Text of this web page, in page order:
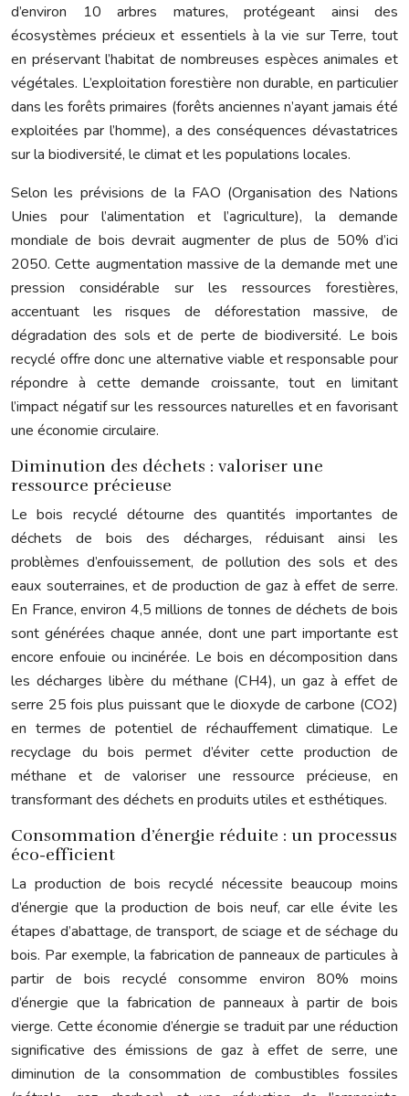
d’environ 10 arbres matures, protégeant ainsi des
écosystèmes précieux et essentiels à la vie sur Terre, tout
en préservant l’habitat de nombreuses espèces animales et
végétales. L’exploitation forestière non durable, en particulier
dans les forêts primaires (forêts anciennes n’ayant jamais été
exploitées par l’homme), a des conséquences dévastatrices
sur la biodiversité, le climat et les populations locales.
Selon les prévisions de la FAO (Organisation des Nations
Unies pour l’alimentation et l’agriculture), la demande
mondiale de bois devrait augmenter de plus de 50% d’ici
2050. Cette augmentation massive de la demande met une
pression considérable sur les ressources forestières,
accentuant les risques de déforestation massive, de
dégradation des sols et de perte de biodiversité. Le bois
recyclé offre donc une alternative viable et responsable pour
répondre à cette demande croissante, tout en limitant
l’impact négatif sur les ressources naturelles et en favorisant
une économie circulaire.
Diminution des déchets : valoriser une
ressource précieuse
Le bois recyclé détourne des quantités importantes de
déchets de bois des décharges, réduisant ainsi les
problèmes d’enfouissement, de pollution des sols et des
eaux souterraines, et de production de gaz à effet de serre.
En France, environ 4,5 millions de tonnes de déchets de bois
sont générées chaque année, dont une part importante est
encore enfouie ou incinérée. Le bois en décomposition dans
les décharges libère du méthane (CH4), un gaz à effet de
serre 25 fois plus puissant que le dioxyde de carbone (CO2)
en termes de potentiel de réchauffement climatique. Le
recyclage du bois permet d’éviter cette production de
méthane et de valoriser une ressource précieuse, en
transformant des déchets en produits utiles et esthétiques.
Consommation d’énergie réduite : un processus
éco-efficient
La production de bois recyclé nécessite beaucoup moins
d’énergie que la production de bois neuf, car elle évite les
étapes d’abattage, de transport, de sciage et de séchage du
bois. Par exemple, la fabrication de panneaux de particules à
partir de bois recyclé consomme environ 80% moins
d’énergie que la fabrication de panneaux à partir de bois
vierge. Cette économie d’énergie se traduit par une réduction
significative des émissions de gaz à effet de serre, une
diminution de la consommation de combustibles fossiles